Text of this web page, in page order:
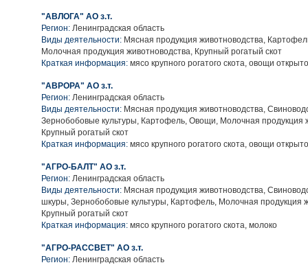
"АВЛОГА" АО з.т.
Регион: Ленинградская область
Виды деятельности: Мясная продукция животноводства,
Молочная продукция животноводства, Крупный рогатый скот
Краткая информация: мясо крупного рогатого скота, овощи
"АВРОРА" АО з.т.
Регион: Ленинградская область
Виды деятельности: Мясная продукция животноводства,
Зернобобовые культуры, Картофель, Овощи, Молочная продукция
Крупный рогатый скот
Краткая информация: мясо крупного рогатого скота, овощи
"АГРО-БАЛТ" АО з.т.
Регион: Ленинградская область
Виды деятельности: Мясная продукция животноводства,
шкуры, Зернобобовые культуры, Картофель, Молочная продукция
Крупный рогатый скот
Краткая информация: мясо крупного рогатого скота, молоко
"АГРО-РАССВЕТ" АО з.т.
Регион: Ленинградская область